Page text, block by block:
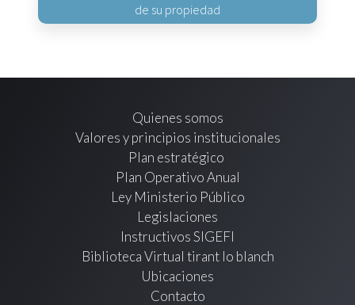
de su propiedad
Quienes somos
Valores y principios institucionales
Plan estratégico
Plan Operativo Anual
Ley Ministerio Público
Legislaciones
Instructivos SIGEFI
Biblioteca Virtual tirant lo blanch
Ubicaciones
Contacto